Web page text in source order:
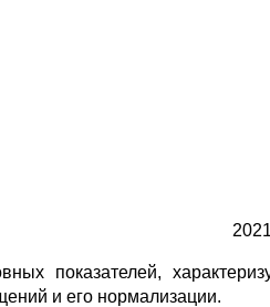
2021
показателей,
и его нормализации.